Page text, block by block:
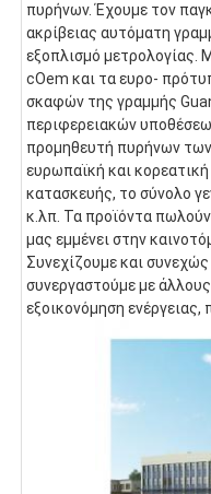
πυρήνων. Έχουμε τον
ακρίβειας αυτόματη
εξοπλισμό μετρολογίας.
cOem και τα ευρο-
σκαφών της γραμμής
περιφερειακών
προμηθευτή πυρήνων
ευρωπαϊκή και
κατασκευής, το σύνολο
κ.λπ. Τα προϊόντα
μας εμμένει στην
Συνεχίζουμε και
συνεργαστούμε με
εξοικονόμηση